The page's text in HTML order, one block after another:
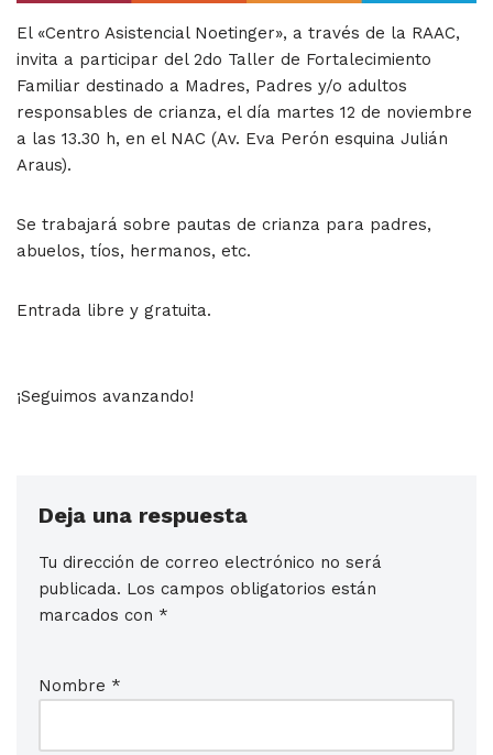
El «Centro Asistencial Noetinger», a través de la RAAC,
invita a participar del 2do Taller de Fortalecimiento
Familiar destinado a Madres, Padres y/o adultos
responsables de crianza, el día martes 12 de noviembre
a las 13.30 h, en el NAC (Av. Eva Perón esquina Julián
Araus).
Se trabajará sobre pautas de crianza para padres,
abuelos, tíos, hermanos, etc.
Entrada libre y gratuita.
¡Seguimos avanzando!
Deja una respuesta
Tu dirección de correo electrónico no será
publicada. Los campos obligatorios están
marcados con *
Nombre *